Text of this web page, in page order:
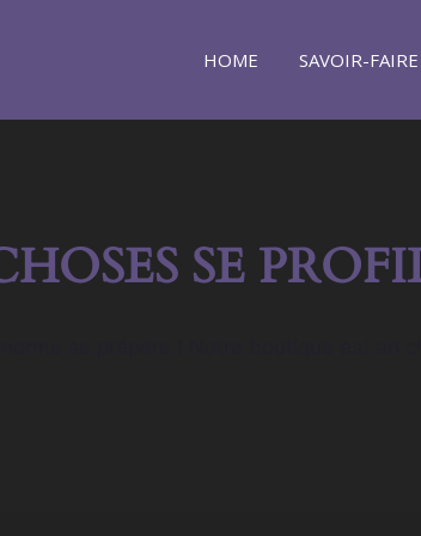
HOME SAVOIR-FAIRE
SE